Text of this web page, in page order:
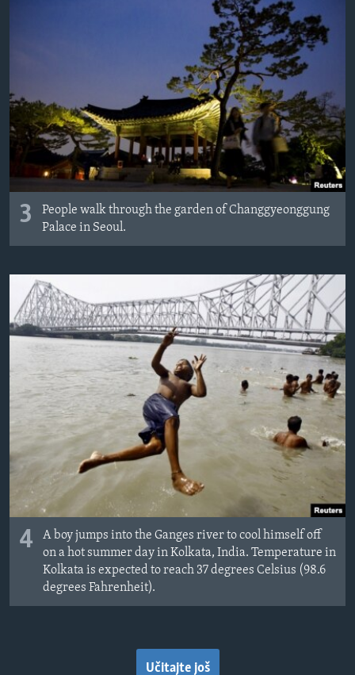
3
People walk through the garden of Changgyeonggung
Palace in Seoul.
4
A boy jumps into the Ganges river to cool himself off
on a hot summer day in Kolkata, India. Temperature in
Kolkata is expected to reach 37 degrees Celsius (98.6
degrees Fahrenheit).
Učitajte još